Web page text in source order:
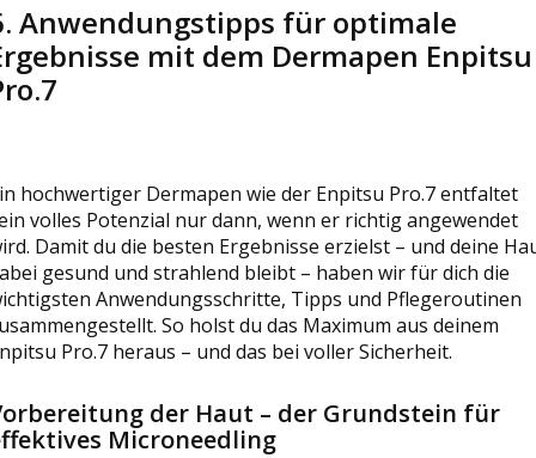
Anwendungstipps für optimale
mit dem Dermapen Enpitsu
hochwertiger Dermapen wie der Enpitsu Pro.7 entfaltet
volles Potenzial nur dann, wenn er richtig angewendet
Damit du die besten Ergebnisse erzielst – und deine
gesund und strahlend bleibt – haben wir für dich die
Anwendungsschritte, Tipps und Pflegeroutinen
So holst du das Maximum aus deinem
Pro.7 heraus – und das bei voller Sicherheit.
der Haut – der Grundstein für
Microneedling